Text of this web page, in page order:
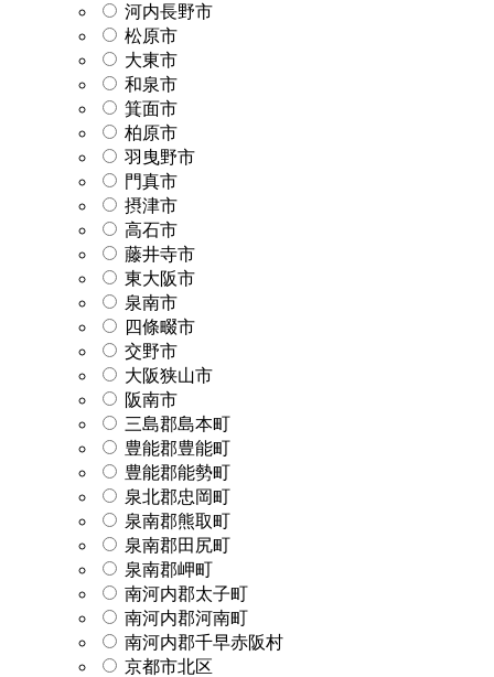
河内長野市
松原市
大東市
和泉市
箕面市
柏原市
羽曳野市
門真市
摂津市
高石市
藤井寺市
東大阪市
泉南市
四條畷市
交野市
大阪狭山市
阪南市
三島郡島本町
豊能郡豊能町
豊能郡能勢町
泉北郡忠岡町
泉南郡熊取町
泉南郡田尻町
泉南郡岬町
南河内郡太子町
南河内郡河南町
南河内郡千早赤阪村
京都市北区